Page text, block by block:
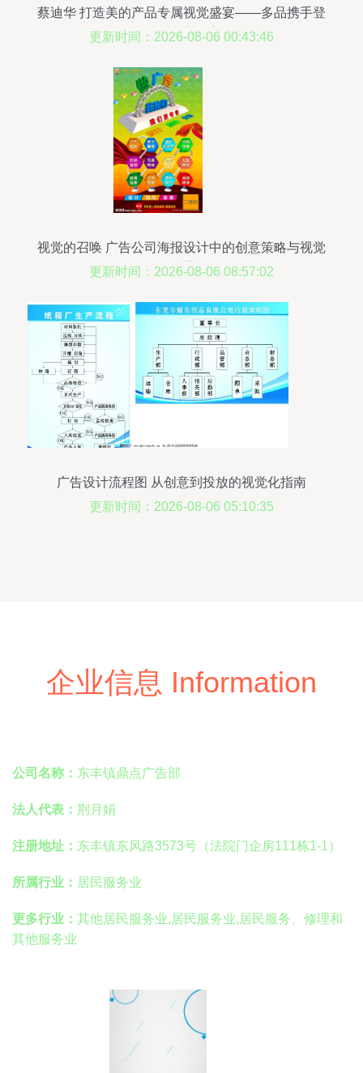
蔡迪华 打造美的产品专属视觉盛宴——多品携手登
场的广告提案
更新时间：2026-08-06 00:43:46
视觉的召唤 广告公司海报设计中的创意策略与视觉
沟通
更新时间：2026-08-06 08:57:02
广告设计流程图 从创意到投放的视觉化指南
更新时间：2026-08-06 05:10:35
企业信息 Information
公司名称： 东丰镇鼎点广告部
法人代表： 荆月娟
注册地址： 东丰镇东风路3573号（法院门企房111栋1-1）
所属行业： 居民服务业
更多行业： 其他居民服务业,居民服务业,居民服务、修理和
其他服务业